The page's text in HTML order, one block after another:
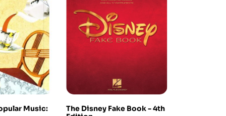
Music:
The Disney Fake Book - 4th